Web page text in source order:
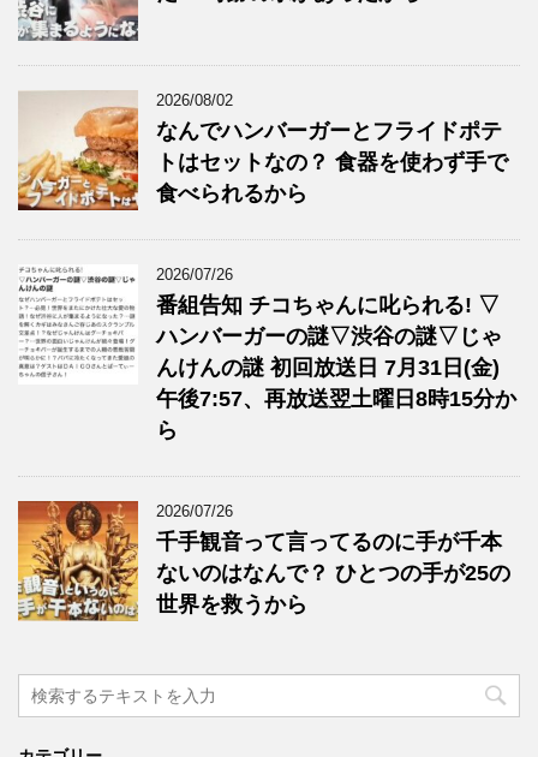
2026/08/02
なんでハンバーガーとフライドポテ
トはセットなの？ 食器を使わず手で
食べられるから
2026/07/26
番組告知 チコちゃんに叱られる! ▽
ハンバーガーの謎▽渋谷の謎▽じゃ
んけんの謎 初回放送日 7月31日(金)
午後7:57、再放送翌土曜日8時15分か
ら
2026/07/26
千手観音って言ってるのに手が千本
ないのはなんで？ ひとつの手が25の
世界を救うから